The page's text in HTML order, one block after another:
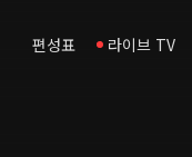
편성표 라이브 TV